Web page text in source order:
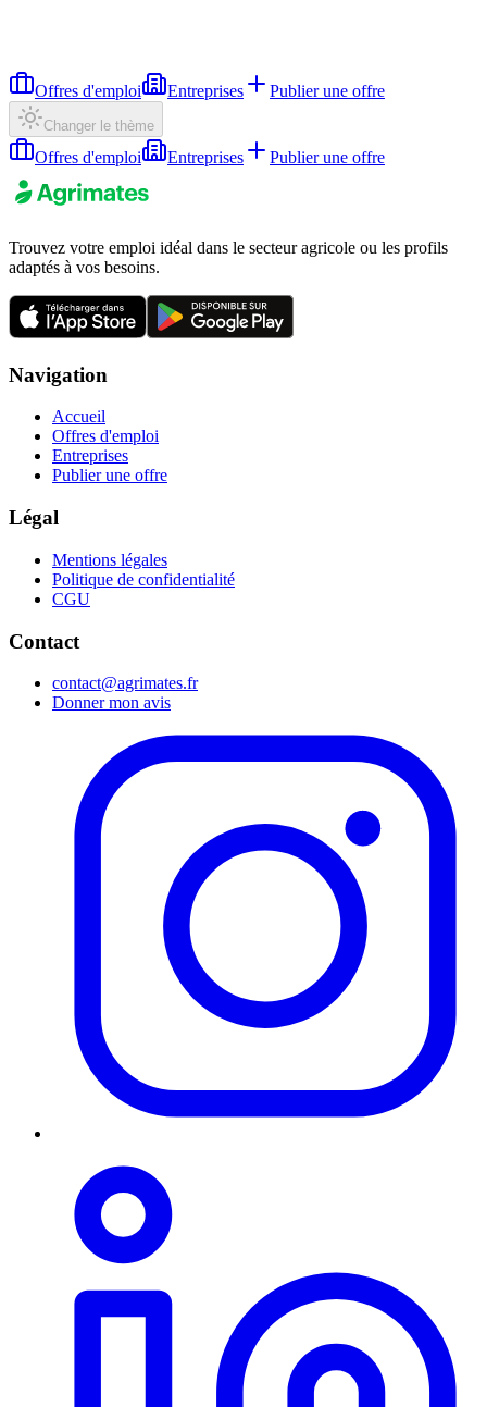
Offres d'emploi Entreprises Publier une offre
Changer le thème
Offres d'emploi Entreprises Publier une offre
Trouvez votre emploi idéal dans le secteur agricole ou les profils
adaptés à vos besoins.
Navigation
Accueil
Offres d'emploi
Entreprises
Publier une offre
Légal
Mentions légales
Politique de confidentialité
CGU
Contact
contact@agrimates.fr
Donner mon avis